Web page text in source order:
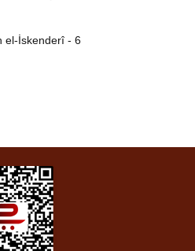
el-İskenderî - 6